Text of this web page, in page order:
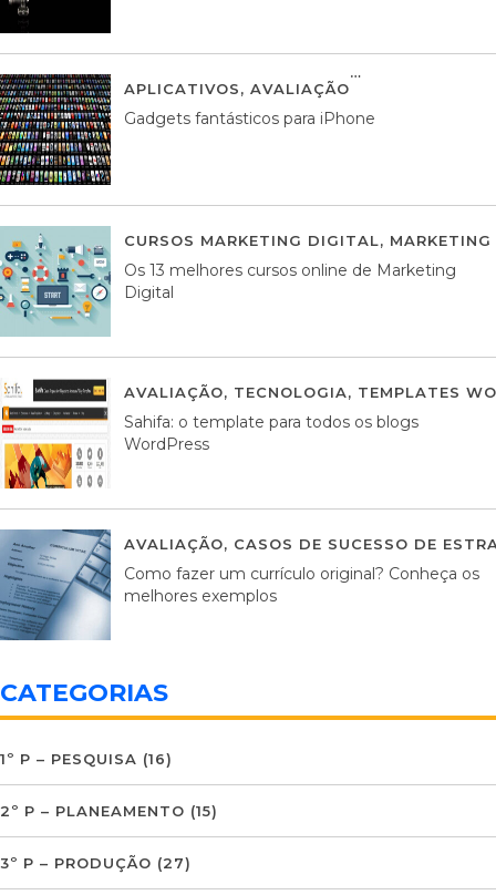
APLICATIVOS, AVALIAÇÃO
Gadgets fantásticos para iPhone
CURSOS MARKETING DIGITAL,
Os 13 melhores cursos online de Marketing
Digital
AVALIAÇÃO, TECNOLOGIA, TEMPLATES
Sahifa: o template para todos os blogs
WordPress
AVALIAÇÃO, CASOS DE SUCESSO DE
Como fazer um currículo original? Conheça os
melhores exemplos
CATEGORIAS
1º P – PESQUISA (16)
2º P – PLANEAMENTO (15)
3º P – PRODUÇÃO (27)